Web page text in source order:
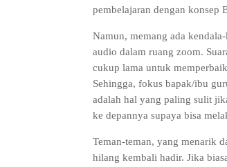
pembelajaran dengan konsep
Namun, memang ada
audio dalam ruang zoom.
cukup lama untuk
Sehingga, fokus bapak/ibu
adalah hal yang paling sulit
ke depannya supaya bisa
Teman-teman, yang menarik
hilang kembali hadir. Jika